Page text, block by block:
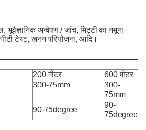
भूवैज्ञानिक अन्वेषण / जांच, मिट्टी का नमूना
टेस्ट, खनन परियोजना, आदि।
200 मीटर
600 मीटर
300-75mm
300-
75mm
90-75degree
90-
75degree